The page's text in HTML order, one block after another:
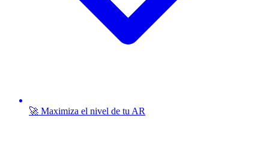
🚀 Maximiza el nivel de tu AR